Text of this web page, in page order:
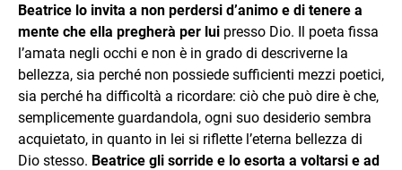
Beatrice lo invita a non perdersi d’animo e di tenere a
mente che ella pregherà per lui presso Dio. Il poeta fissa
l’amata negli occhi e non è in grado di descriverne la
bellezza, sia perché non possiede sufficienti mezzi poetici,
sia perché ha difficoltà a ricordare: ciò che può dire è che,
semplicemente guardandola, ogni suo desiderio sembra
acquietato, in quanto in lei si riflette l’eterna bellezza di
Dio stesso. Beatrice gli sorride e lo esorta a voltarsi e ad